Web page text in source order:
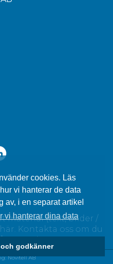
cookies. Läs
vi hanterar de data
av, i en separat artikel
vi hanterar dina data
godkänner
material (text, bilder /
Kontakta oss om du
Novitell AB